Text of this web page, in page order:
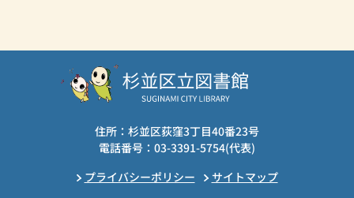
住所：杉並区荻窪3丁目40番23号
電話番号：03-3391-5754(代表)
プライバシーポリシー
サイトマップ